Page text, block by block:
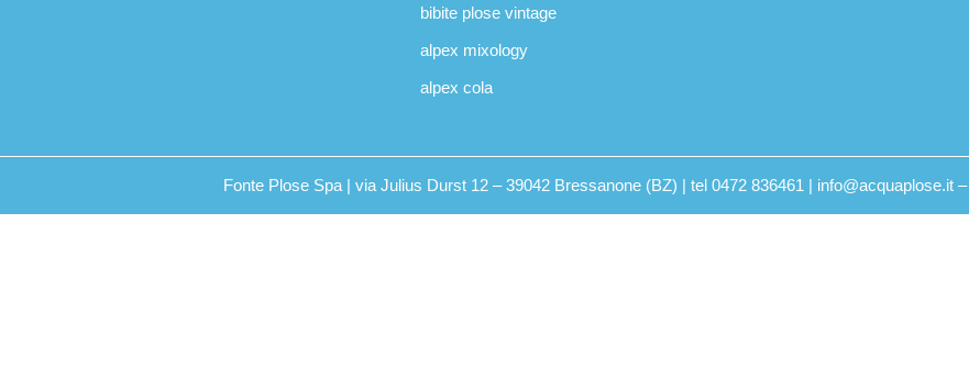
bibite plose vintage
alpex mixology
alpex cola
Fonte Plose Spa | via Julius Durst 12 – 39042 Bressanone (BZ) | tel 0472 836461 | info@acquaplose.it –